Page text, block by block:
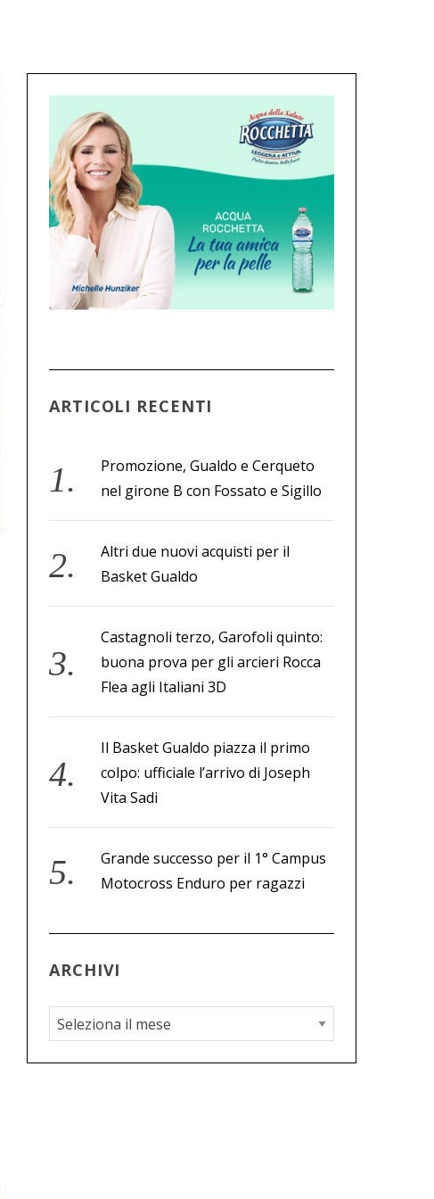
ARTICOLI RECENTI
Promozione, Gualdo e Cerqueto
nel girone B con Fossato e Sigillo
Altri due nuovi acquisti per il
Basket Gualdo
Castagnoli terzo, Garofoli quinto:
buona prova per gli arcieri Rocca
Flea agli Italiani 3D
Il Basket Gualdo piazza il primo
colpo: ufficiale l’arrivo di Joseph
Vita Sadi
Grande successo per il 1° Campus
Motocross Enduro per ragazzi
ARCHIVI
A
r
c